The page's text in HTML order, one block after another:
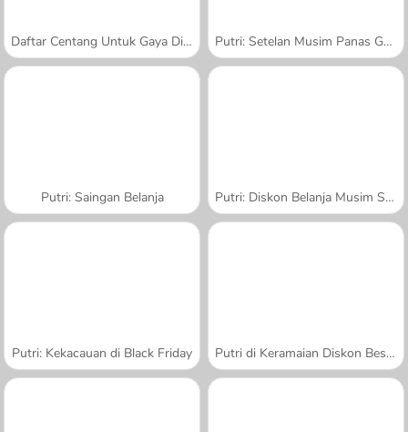
Daftar Centang Untuk Gaya Di Musim Panas Putri: Setelan Musim Panas Gaya Urban
Putri: Saingan Belanja Putri: Diskon Belanja Musim Semi
Putri: Kekacauan di Black Friday Putri di Keramaian Diskon Besar-Besaran